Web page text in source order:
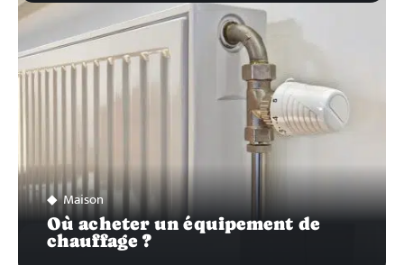
Maison
Où acheter un équipement de
chauffage ?